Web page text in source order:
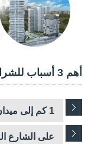
أهم 3 أسباب للشراء
1 كم إلى ميدان تقسيم
على الشارع